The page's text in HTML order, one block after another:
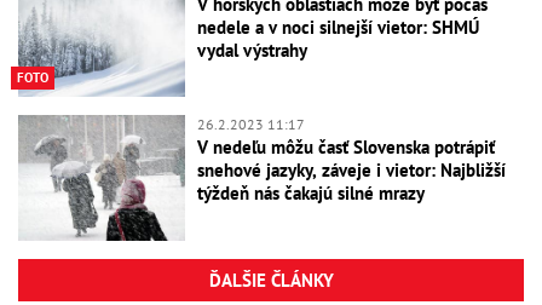
FOTO
nedele a v noci silnejší vietor: SHMÚ
vydal výstrahy
26.2.2023 11:17
V nedeľu môžu časť Slovenska potrápiť
snehové jazyky, záveje i vietor: Najbližší
týždeň nás čakajú silné mrazy
ĎALŠIE ČLÁNKY